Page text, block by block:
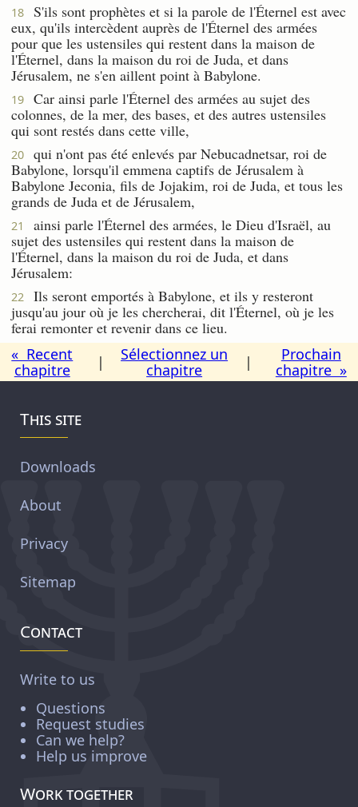
18
S'ils sont prophètes et si la parole de l'Éternel est avec
eux, qu'ils intercèdent auprès de l'Éternel des armées
pour que les ustensiles qui restent dans la maison de
l'Éternel, dans la maison du roi de Juda, et dans
Jérusalem, ne s'en aillent point à Babylone.
19
Car ainsi parle l'Éternel des armées au sujet des
colonnes, de la mer, des bases, et des autres ustensiles
qui sont restés dans cette ville,
20
qui n'ont pas été enlevés par Nebucadnetsar, roi de
Babylone, lorsqu'il emmena captifs de Jérusalem à
Babylone Jeconia, fils de Jojakim, roi de Juda, et tous les
grands de Juda et de Jérusalem,
21
ainsi parle l'Éternel des armées, le Dieu d'Israël, au
sujet des ustensiles qui restent dans la maison de
l'Éternel, dans la maison du roi de Juda, et dans
Jérusalem:
22
Ils seront emportés à Babylone, et ils y resteront
jusqu'au jour où je les chercherai, dit l'Éternel, où je les
ferai remonter et revenir dans ce lieu.
« Recent
chapitre
|
Sélectionnez un
chapitre
|
Prochain
chapitre »
This site
Downloads
About
Privacy
Sitemap
Contact
Write to us
Questions
Request studies
Can we help?
Help us improve
Work together